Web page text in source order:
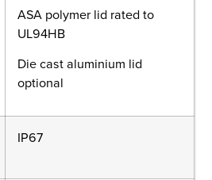
ASA polymer lid rated to
UL94HB
Die cast aluminium lid
optional
IP67